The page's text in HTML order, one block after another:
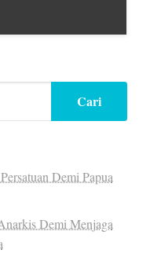
Cari
Demi Papua
Demi Menjaga